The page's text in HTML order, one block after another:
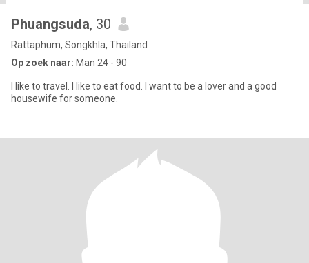
Phuangsuda, 30
Rattaphum, Songkhla, Thailand
Op zoek naar: Man 24 - 90
I like to travel. I like to eat food. I want to be a lover and a good
housewife for someone.